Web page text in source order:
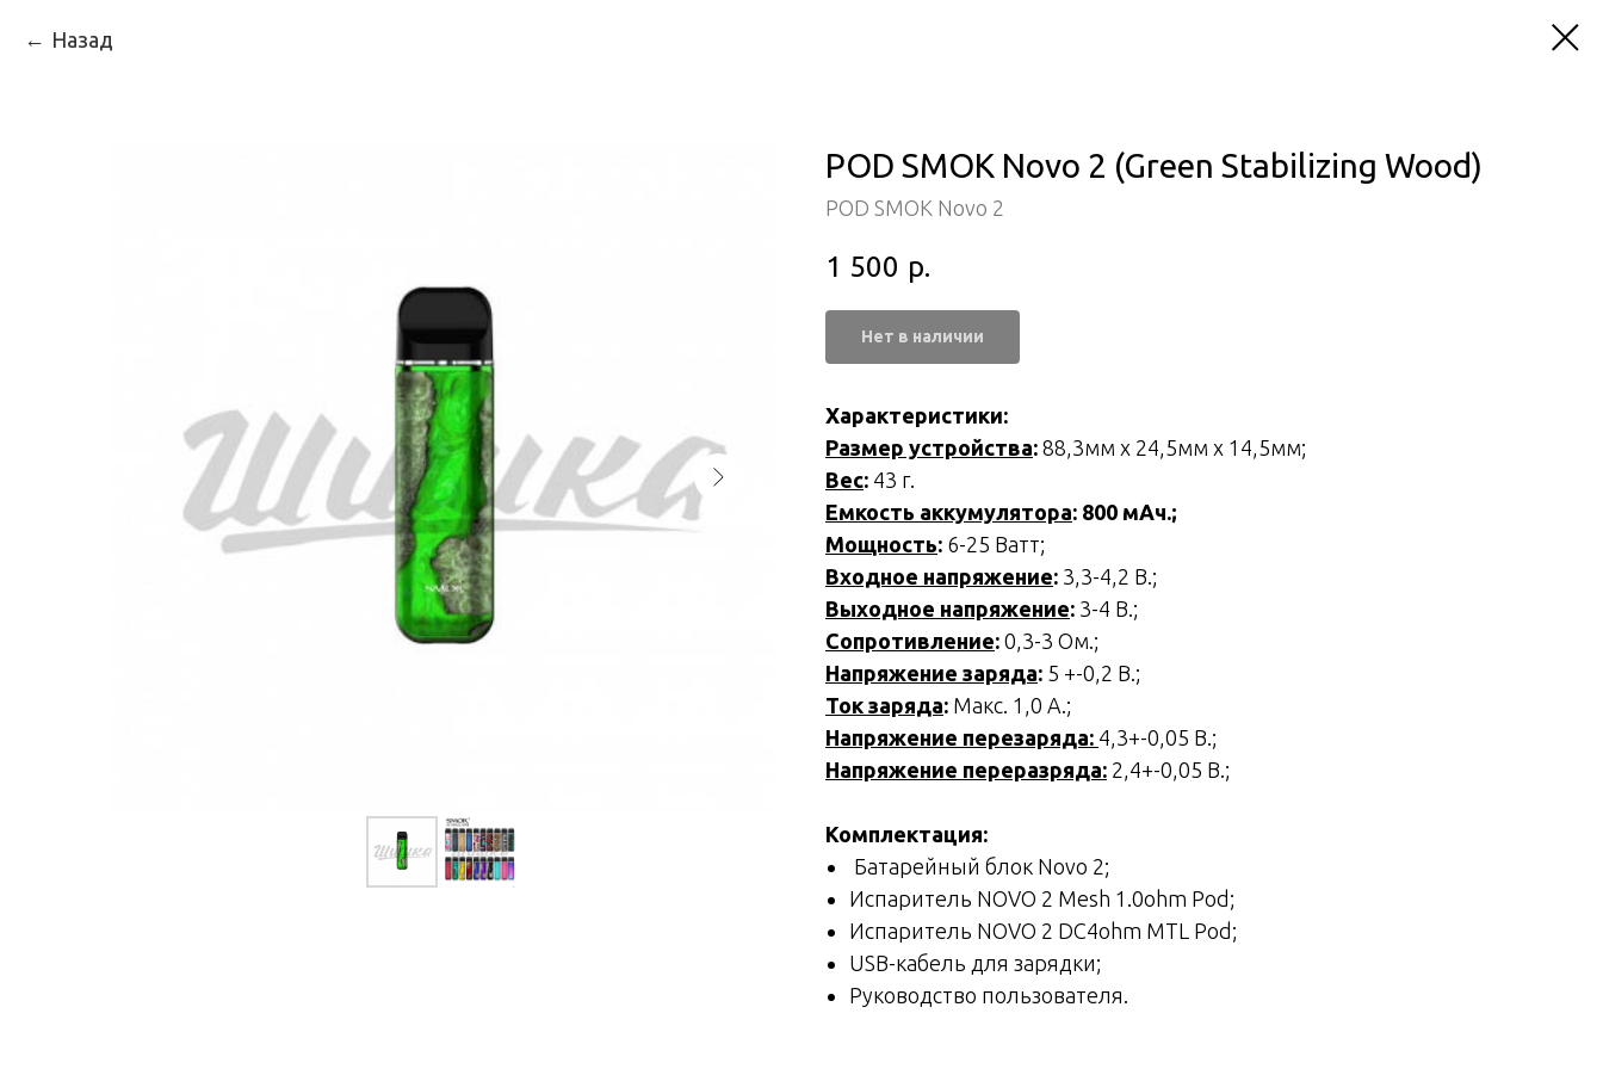
Назад
POD SMOK Novo 2 (Green Stabilizing Wood)
POD SMOK Novo 2
1 500 р.
Нет в наличии
Характеристики:
Размер устройства: 88,3мм х 24,5мм х 14,5мм;
Веc: 43 г.
Емкость аккумулятора: 800 мАч.;
Мощность: 6-25 Ватт;
Входное напряжение: 3,3-4,2 В.;
Выходное напряжение: 3-4 В.;
Сопротивление: 0,3-3 Ом.;
Напряжение заряда: 5 +-0,2 В.;
Ток заряда: Макс. 1,0 А.;
Напряжение перезаряда: 4,3+-0,05 В.;
Напряжение переразряда: 2,4+-0,05 В.;
Комплектация:
Батарейный блок Novo 2;
Испаритель NOVO 2 Mesh 1.0ohm Pod;
Испаритель NOVO 2 DC4ohm MTL Pod;
USB-кабель для зарядки;
Руководство пользователя.